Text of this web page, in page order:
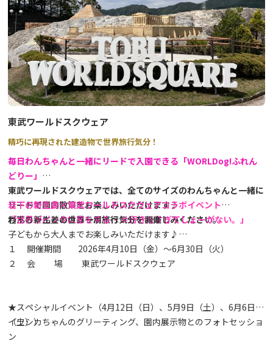
花が一面に咲き誇ります。その他にも多種多様な高山植物を見るこ
とができ、秋の紅葉や冬の雪景色もお楽しみいただけます。
園地内は、スロープ状の散策路と天空回廊に続く階段が整備されて
おり、気軽に散策を楽しむことができます。
【ヤマビルにご注意ください！】
霧降高原周辺のハイキングコース（大山・丸山・古道（戊辰の
道）・隠れ三滝コース 等）では、特に6月から10月の雨天時やその
翌日、ヤマビルの目撃情報や被害報告が多く寄せられています。ご
散策の際には、どうぞご注意ください。
有効な対策については
東武ワールドスクウェア
精巧に再現された建造物で世界旅行気分！
毎日わんちゃんと一緒にリードで入園できる「WORLDog!ふれん
どりー」
東武ワールドスクウェアでは、全てのサイズのわんちゃんと一緒に
リードで園内散策をお楽しみいただけます♪
わんちゃんとの世界一周旅行気分をお楽しみください。
岩下の新生姜×東武ワールドスクウェアコラボイベント
「世界がピンクに恋をする… ＃行きたすぎてしょーがない。」
岩下の新生姜とのコラボイベントを開催！
子どもから大人までお楽しみいただけます♪
１ 開催期間 2026年4月10日（金）～6月30日（火）
２ 会 場 東武ワールドスクウェア
★スペシャルイベント（4月12日（日）、5月9日（土）、6月6日
（土））
イワシカちゃんのグリーティング、園内展示物とのフォトセッショ
ン